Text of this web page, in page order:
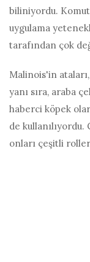
biliniyordu.
uygulama
tarafından çok
Malinois'in
yanı sıra, araba
haberci köpek
de
onları çeşitli